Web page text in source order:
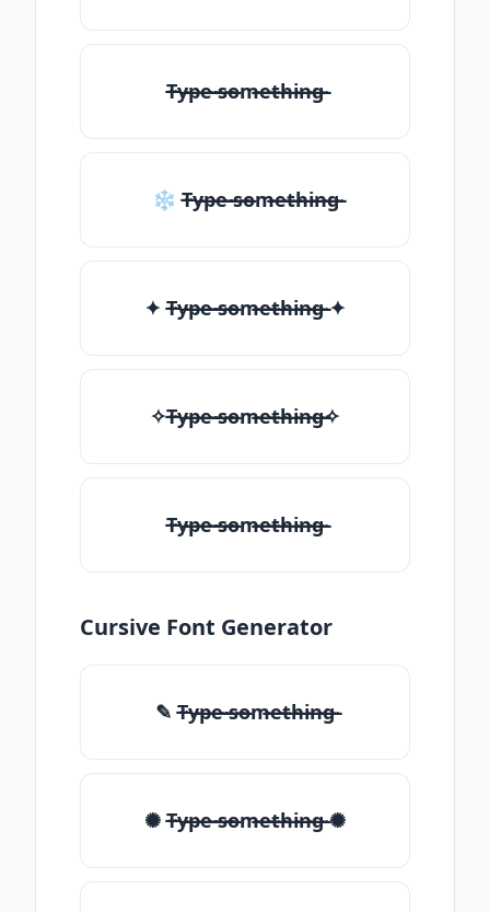
T̶̴y̶̴p̶̴e̶̴ ̶̴s̶̴o̶̴m̶̴e̶̴t̶̴h̶̴i̶̴n̶̴g̶̴
❄ T̶̴y̶̴p̶̴e̶̴ ̶̴s̶̴o̶̴m̶̴e̶̴t̶̴h̶̴i̶̴n̶̴g̶̴
✦ T̶̴y̶̴p̶̴e̶̴ ̶̴s̶̴o̶̴m̶̴e̶̴t̶̴h̶̴i̶̴n̶̴g̶̴ ✦
✧T̶̴y̶̴p̶̴e̶̴ ̶̴s̶̴o̶̴m̶̴e̶̴t̶̴h̶̴i̶̴n̶̴g̶̴✧
T̶̴y̶̴p̶̴e̶̴ ̶̴s̶̴o̶̴m̶̴e̶̴t̶̴h̶̴i̶̴n̶̴g̶̴
Cursive Font Generator
✎ T̶̴y̶̴p̶̴e̶̴ ̶̴s̶̴o̶̴m̶̴e̶̴t̶̴h̶̴i̶̴n̶̴g̶̴
✺ T̶̴y̶̴p̶̴e̶̴ ̶̴s̶̴o̶̴m̶̴e̶̴t̶̴h̶̴i̶̴n̶̴g̶̴ ✺